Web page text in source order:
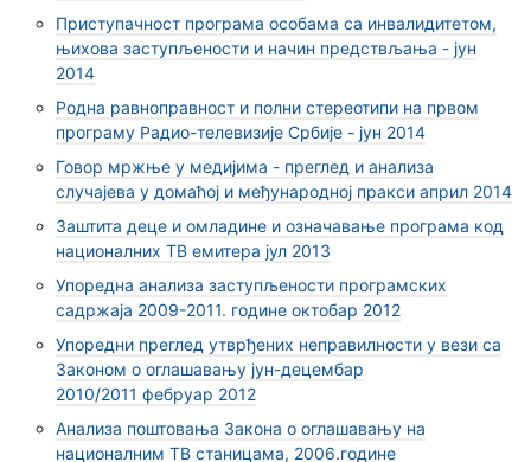
Приступачност програма особама са инвалидитетом,
њихова заступљености и начин предствљања - јун
2014
Родна равноправност и полни стереотипи на првом
програму Радио-телевизије Србије - јун 2014
Говор мржње у медијима - преглед и анализа
случајева у домаћој и међународној пракси април 2014
Заштитa деце и омладине и означавање програма код
националних ТВ емитера јул 2013
Упоредна анализа заступљености програмских
садржаја 2009-2011. године октобар 2012
Упоредни преглед утврђених неправилности у вези са
Законом о оглашавању јун-децембар
2010/2011 фебруар 2012
Aнализа поштовања Закона о оглашавању на
националним ТВ станицама, 2006.године